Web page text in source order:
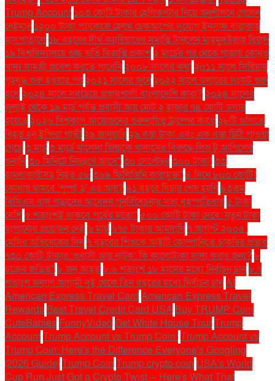
Trump Account ১০৩ কোটি টাকার হেলিকপ্টার নিয়ে অনুশীলনে গেলেন
নেইমার ১২০০ টাকা প্যাকেজে হেলথ চেকআপের সুযোগ ইনসাফ বারাকাহ
হাসপাতালে ১৮ বছরের দীর্ঘ ক্যারিয়ারের সমাপ্তি টানলেন মাহমুদউল্লাহ রিয়াদ
১৯ বিশ্ববিদ্যালয়ে গুচ্ছ ভর্তি বিজ্ঞপ্তি প্রকাশ ২ মার্চের পর থেকে গাজায় কোনও
খাদ্য সামগ্রী প্রবেশ করতে পারেনি ২০০৮ সালের কথা ২০১১ সালে সিরিয়ায়
গৃহযুদ্ধ শুরু হওয়ার পর ২০২১ সালের জুনে ২০২২ সালে ডলারের সংকট শুরু
হলে ২০২৪ সালে সবচেয়ে প্রভাবশালী বাংলাদেশি কারা? ২০২৪ সালের
জুলাই থেকে ১৯ মার্চ পর্যন্ত প্রবাসী আয় মোট ২ হাজার ৭৪ কোটি ডলার
হয়েছে ২০২৬ বিশ্বকাপ আয়োজনের গুরুদায়িত্ব ট্রাম্পের কাঁধে ২৮টি গুলিতে
নিহত হন ইন্দিরা গান্ধী ২৯ জানুয়ারি ২৯ বস্তা টাকা এবং এক বস্তা চিঠি পাওয়া
গেছে৩ মার্চ৩ মার্চে খালেদা জিয়াকে খালাসের বিরুদ্ধে লিভ টু আপিলের
শুনানি৩০ মিনিটে নিয়ন্ত্রণে আসে" ৩০ সেপ্টেম্বর৩০০ টাকা!৩৩
হামলাকারীসহ নিহত ৫৮৩৬৯ ফিলিস্তিনি কারামুক্ত" ৪ দিনে ৮০০ কোটি!
কোথায় থামবে 'পুষ্পা ২' এর আয়? ৪১ বছরে বিচার শেষ হয়নি৪৩তম
বিসিএস বাদ পড়াদের আবেদন পুনর্বিবেচনার সভা বৃহস্পতিবার৫ টাকা
বেশি৫ শতাংশই থাকবে পূর্বের মতো" ৫০০ কোটি টাকা দেবে: নতুন টাকা
ছাপানোর প্রয়োজন নেই৬ মার্চ৬৭৫ টাকায় আমদানি৭ আগস্ট ২০০৫:
মেসির অভিষেকের দিন৭ বছরের শিশুকে আইটি কোম্পানিতে চাকরির প্রস্তাব
৭৩০ কোটি টাকার ‘প্রবাসী আয় নাটক’ কি কালোটাকা সাদা করার জন্য? ৮
চক্রের জড়িত" ৮ জন আহত৮.৬ শতাংশ ১৮ মাসের মধ্যে নির্বাচন চান৮.৭
শতাংশ জনগণ আগামী দুই থেকে তিন বছরের মধ্যে নির্বাচন চানAI
American Express Travel Card American Express Travel
Rewards Best Travel Credit Card USA Buy TRUMP Coin
CuteBabies FunnyVideo Get White House TourTrump
AccountTrump Account vs Trump Coin:Trump Account vs
Trump Coin: Here's the Difference Everyone's Googling
(2026 Guide)Trump Coin Trump crypto coin USA's World
Cup Run Just Got a Crypto Twist — Here's What That